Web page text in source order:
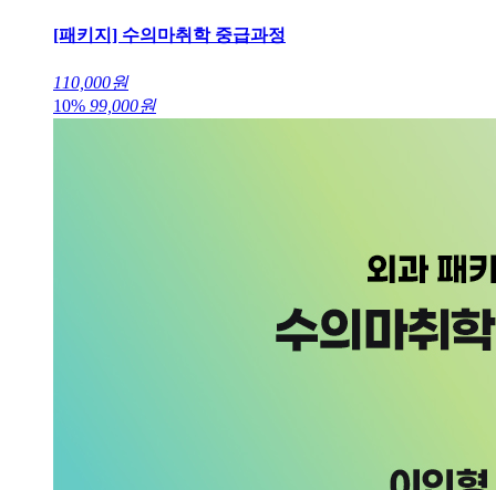
[패키지] 수의마취학 중급과정
110,000원
10% 99,000원